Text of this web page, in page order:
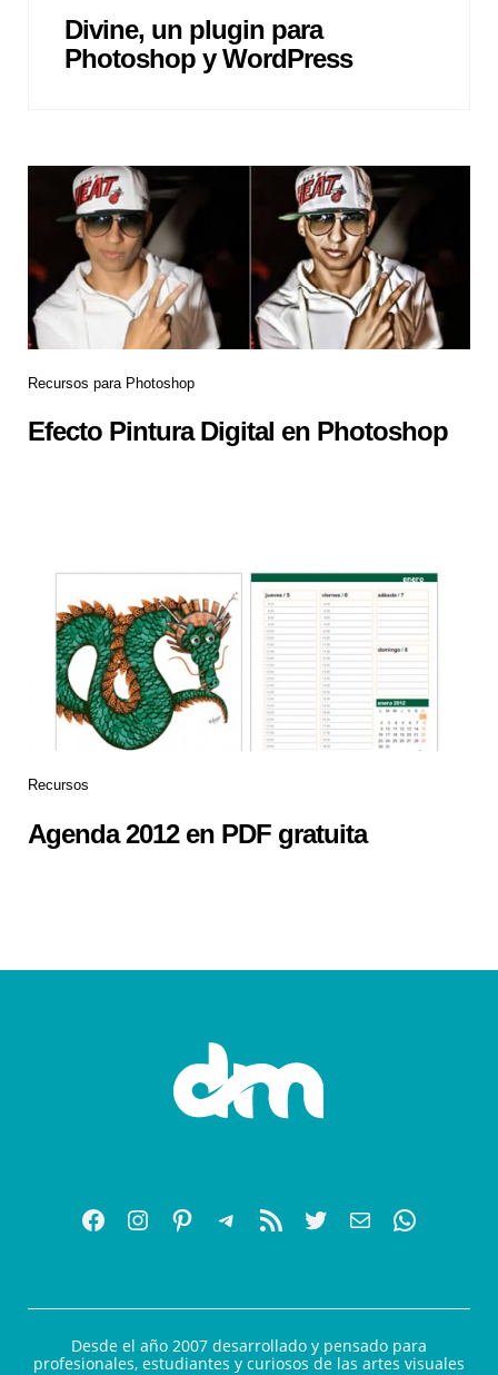
Divine, un plugin para
Photoshop y WordPress
Recursos para Photoshop
Efecto Pintura Digital en Photoshop
Recursos
Agenda 2012 en PDF gratuita
Desde el año 2007 desarrollado y pensado para
profesionales, estudiantes y curiosos de las artes visuales